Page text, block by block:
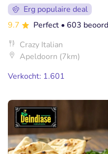
Erg populaire deal
9.7
Perfect • 603
Crazy Italian
Apeldoorn (7km)
Verkocht: 1.601